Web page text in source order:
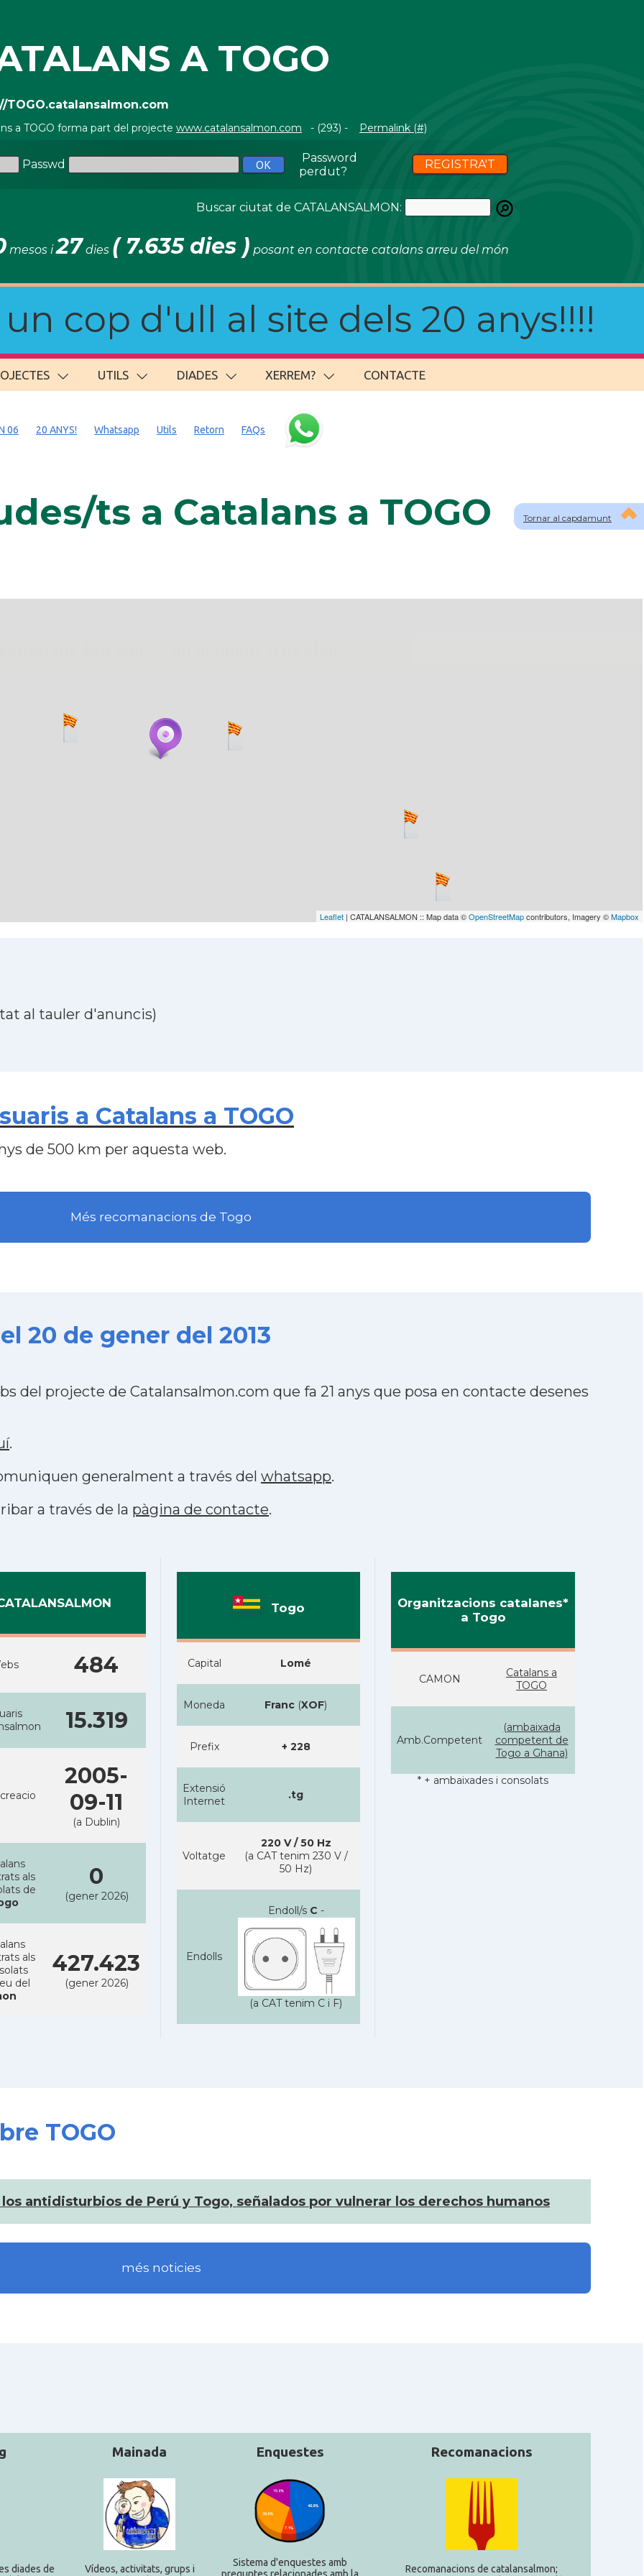
A TOGO
TOGO.catalansalmon.com
a TOGO forma part del projecte www.catalansalmon.com - (293) - Permalink (#)
Passwd
Password
perdut?
REGISTRA'T
Buscar ciutat de CATALANSALMON:
mesos i27 dies ( 7.635 dies ) posant en contacte catalans arreu del món
cop d'ull al site dels 20 anys!!!!
UTILS DIADES XERREM? CONTACTE
Tornar al capdamunt
06 20 ANYS! Whatsapp Utils Retorn FAQs
ts a Catalans a TOGO
Leaflet | CATALANSALMON :: Map data ©OpenStreetMapcontributors, Imagery ©Mapbox
al tauler d'anuncis)
a Catalans a TOGO
de 500 km per aquesta web.
Més recomanacions de Togo
20 de gener del 2013
del projecte de Catalansalmon.com que fa 21 anys que posa en contacte desenes
.
generalment a través del whatsapp.
a través de la pàgina de contacte.
484
15.319
2005-
09-11
(a Dublin)
als
de
0
(gener 2026)
als
del
427.423
(gener 2026)
Togo
Capital Lomé
Moneda Franc (XOF)
Prefix + 228
Extensió
Internet
.tg
Voltatge
220 V / 50 Hz
(a CAT tenim 230 V /
50 Hz)
Endolls
Endoll/s C -
(a CAT tenim C i F)
Organitzacions catalanes*
a Togo
CAMON
Catalans a
TOGO
Amb.Competent
(ambaixada
competent de
Togo a Ghana)
* + ambaixades i consolats
TOGO
antidisturbios de Perú y Togo, señalados por vulnerar los derechos humanos
més noticies
diades de
Mainada
Ví­deos, activitats, grups i
Enquestes
Sistema d'enquestes amb
Recomanacions
Recomanacions de catalansalmon;